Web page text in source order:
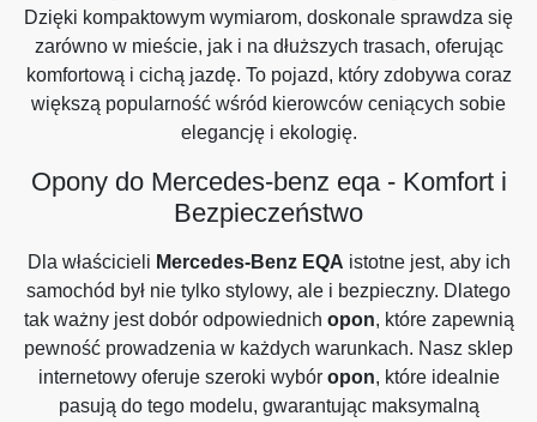
Dzięki kompaktowym wymiarom, doskonale sprawdza się
zarówno w mieście, jak i na dłuższych trasach, oferując
komfortową i cichą jazdę. To pojazd, który zdobywa coraz
większą popularność wśród kierowców ceniących sobie
elegancję i ekologię.
Opony do Mercedes-benz eqa - Komfort i
Bezpieczeństwo
Dla właścicieli Mercedes-Benz EQA istotne jest, aby ich
samochód był nie tylko stylowy, ale i bezpieczny. Dlatego
tak ważny jest dobór odpowiednich opon, które zapewnią
pewność prowadzenia w każdych warunkach. Nasz sklep
internetowy oferuje szeroki wybór opon, które idealnie
pasują do tego modelu, gwarantując maksymalną